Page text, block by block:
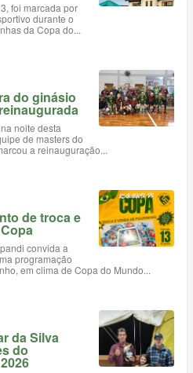
foi marcada por
durante o
da Copa do...
do ginásio
noite desta
de masters do
a reinauguração...
de troca e
convida a
programação
em clima de Copa do Mundo...
da Silva
do